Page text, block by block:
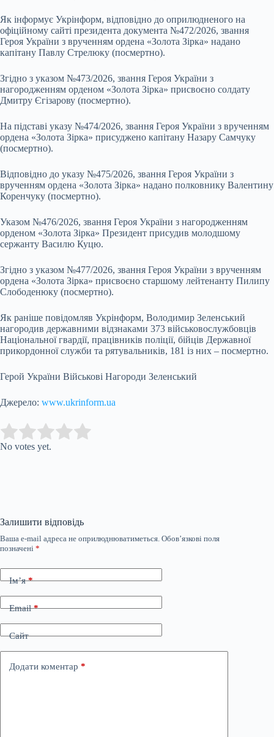
Як інформує Укрінформ, відповідно до оприлюдненого на
офіційному сайті президента документа №472/2026, звання
Героя України з врученням ордена «Золота Зірка» надано
капітану Павлу Стрелюку (посмертно).
Згідно з указом №473/2026, звання Героя України з
нагородженням орденом «Золота Зірка» присвоєно солдату
Дмитру Єгізарову (посмертно).
На підставі указу №474/2026, звання Героя України з врученням
ордена «Золота Зірка» присуджено капітану Назару Самчуку
(посмертно).
Відповідно до указу №475/2026, звання Героя України з
врученням ордена «Золота Зірка» надано полковнику Валентину
Коренчуку (посмертно).
Указом №476/2026, звання Героя України з нагородженням
орденом «Золота Зірка» Президент присудив молодшому
сержанту Василю Куцю.
Згідно з указом №477/2026, звання Героя України з врученням
ордена «Золота Зірка» присвоєно старшому лейтенанту Пилипу
Слободенюку (посмертно).
Як раніше повідомляв Укрінформ, Володимир Зеленський
нагородив державними відзнаками 373 військовослужбовців
Національної гвардії, працівників поліції, бійців Державної
прикордонної служби та рятувальників, 181 із них – посмертно.
Герой України Військові Нагороди Зеленський
Джерело: www.ukrinform.ua
Rate this item:
No votes yet.
Залишити відповідь
Ваша e-mail адреса не оприлюднюватиметься. Обов’язкові поля
позначені *
Ім’я*
Email*
Сайт
Додати коментар *